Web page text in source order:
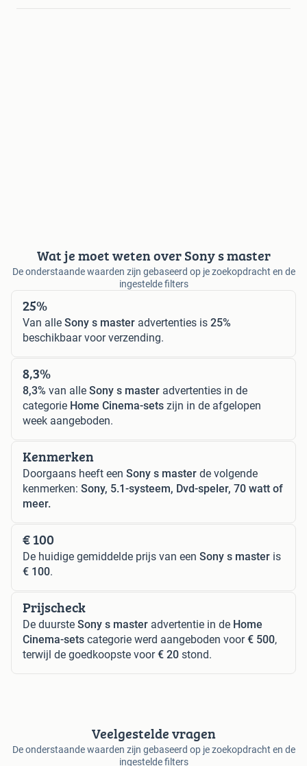
Wat je moet weten over Sony s master
De onderstaande waarden zijn gebaseerd op je zoekopdracht en de
ingestelde filters
25%
Van alle Sony s master advertenties is 25%
beschikbaar voor verzending.
8,3%
8,3% van alle Sony s master advertenties in de
categorie Home Cinema-sets zijn in de afgelopen
week aangeboden.
Kenmerken
Doorgaans heeft een Sony s master de volgende
kenmerken: Sony, 5.1-systeem, Dvd-speler, 70 watt of
meer.
€ 100
De huidige gemiddelde prijs van een Sony s master is
€ 100.
Prijscheck
De duurste Sony s master advertentie in de Home
Cinema-sets categorie werd aangeboden voor€ 500,
terwijl de goedkoopste voor€ 20 stond.
Veelgestelde vragen
De onderstaande waarden zijn gebaseerd op je zoekopdracht en de
ingestelde filters